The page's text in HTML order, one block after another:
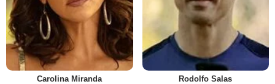
Carolina Miranda Rodolfo Salas